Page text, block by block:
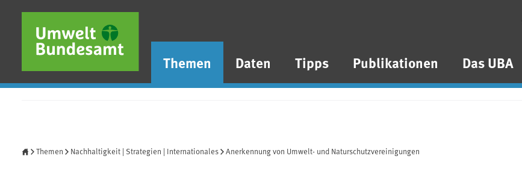
Direkt zum Inhalt
Direkt zum Hauptmenü
Direkt zur Fußzeile
Themen Daten Tipps Publikationen Das UBA
Themen Nachhaltigkeit | Strategien | Internationales Anerkennung von Umwelt- und Naturschutzvereinigungen